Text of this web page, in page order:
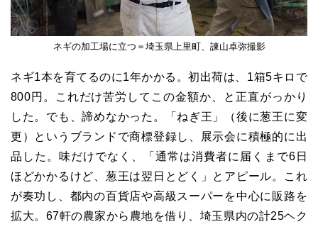
ネギの加工場に立つ＝埼玉県上里町、諫山卓弥撮影
ネギ1本を育てるのに1年かかる。初出荷は、 1箱5キロで
800円。これだけ苦労してこの金額か、と正直がっかり
した。でも、諦めなかった。「ねぎ王」（後に葱王に変
更）というブランドで商標登録し、展示会に積極的に出
品した。味だけでなく、「通常は消費者に届くまで6日
ほどかかるけど、葱王は翌日とどく」とアピール。これ
が奏功し、都内の百貨店や高級スーパーを中心に販路を
拡大。 67軒の農家から農地を借り、埼玉県内の計25ヘク